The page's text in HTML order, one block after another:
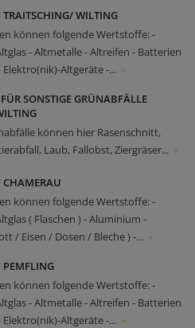
TRAITSCHING/ WILTING
können folgende Wertstoffe: -
- Altmetalle - Altreifen - Batterien
Elektro(nik)-Altgeräte -... »
SONSTIGE GRÜNABFÄLLE
können hier Rasenschnitt,
Laub, Fallobst, Ziergräser... »
CHAMERAU
können folgende Wertstoffe: -
( Flaschen ) - Aluminium -
/ Eisen / Dosen / Bleche ) -... »
PEMFLING
können folgende Wertstoffe: -
- Altmetalle - Altreifen - Batterien
Elektro(nik)-Altgeräte -... »